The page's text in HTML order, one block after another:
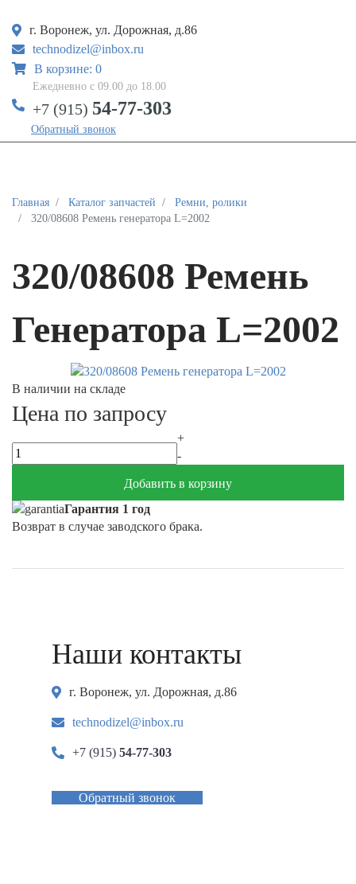
г. Воронеж, ул. Дорожная, д.86
technodizel@inbox.ru
В корзине: 0
Ежедневно с 09.00 до 18.00
+7 (915) 54-77-303
Обратный звонок
Главная Каталог запчастей
Ремни, ролики
320/08608 Ремень генератора L=2002
320/08608 Ремень
Генератора L=2002
В наличии на складе
Цена по запросу
+
-
Добавить в корзину
Гарантия 1 год
Возврат в случае заводского брака.
Наши контакты
г. Воронеж, ул. Дорожная, д.86
technodizel@inbox.ru
+7 (915) 54-77-303
Обратный звонок